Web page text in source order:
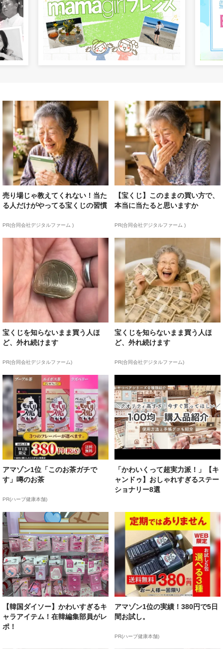
売り場じゃ教えてくれない！当た
る人だけがやってる宝くじの習慣
PR(合同会社デジタルファーム )
【宝くじ】このままの買い方で、
本当に当たると思いますか
PR(合同会社デジタルファーム )
宝くじを知らないまま買う人ほ
ど、外れ続けます
PR(合同会社デジタルファーム)
宝くじを知らないまま買う人ほ
ど、外れ続けます
PR(合同会社デジタルファーム)
アマゾン1位「このお茶ガチで
す」噂のお茶
PR(ハーブ健康本舗)
「かわいくって超実力派！」【キ
ャンドゥ】おしゃれすぎるステー
ショナリー8選
【韓国ダイソー】かわいすぎるキ
ャラアイテム！在韓編集部員がレ
ポ！
アマゾン1位の実績！380円で5日
間お試し。
PR(ハーブ健康本舗)